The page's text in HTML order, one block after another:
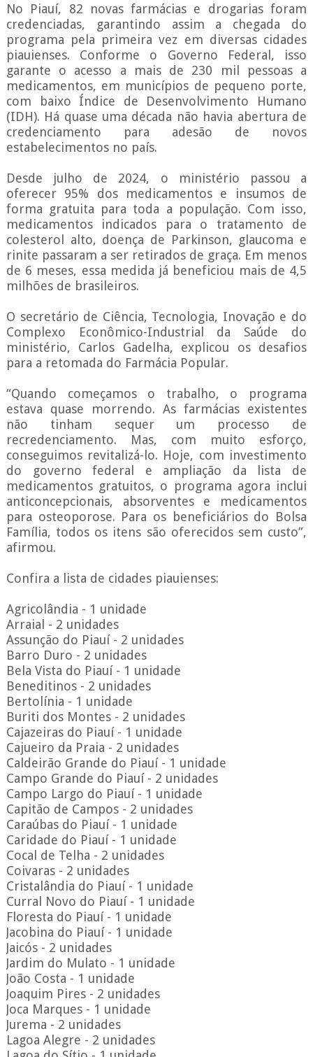
No Piauí, 82 novas farmácias e drogarias foram
credenciadas, garantindo assim a chegada do
programa pela primeira vez em diversas cidades
piauienses. Conforme o Governo Federal, isso
garante o acesso a mais de 230 mil pessoas a
medicamentos, em municípios de pequeno porte,
com baixo Índice de Desenvolvimento Humano
(IDH). Há quase uma década não havia abertura de
credenciamento para adesão de novos
estabelecimentos no país.
Desde julho de 2024, o ministério passou a
oferecer 95% dos medicamentos e insumos de
forma gratuita para toda a população. Com isso,
medicamentos indicados para o tratamento de
colesterol alto, doença de Parkinson, glaucoma e
rinite passaram a ser retirados de graça. Em menos
de 6 meses, essa medida já beneficiou mais de 4,5
milhões de brasileiros.
O secretário de Ciência, Tecnologia, Inovação e do
Complexo Econômico-Industrial da Saúde do
ministério, Carlos Gadelha, explicou os desafios
para a retomada do Farmácia Popular.
“Quando começamos o trabalho, o programa
estava quase morrendo. As farmácias existentes
não tinham sequer um processo de
recredenciamento. Mas, com muito esforço,
conseguimos revitalizá-lo. Hoje, com investimento
do governo federal e ampliação da lista de
medicamentos gratuitos, o programa agora inclui
anticoncepcionais, absorventes e medicamentos
para osteoporose. Para os beneficiários do Bolsa
Família, todos os itens são oferecidos sem custo”,
afirmou.
Confira a lista de cidades piauienses:
Agricolândia - 1 unidade
Arraial - 2 unidades
Assunção do Piauí - 2 unidades
Barro Duro - 2 unidades
Bela Vista do Piauí - 1 unidade
Beneditinos - 2 unidades
Bertolínia - 1 unidade
Buriti dos Montes - 2 unidades
Cajazeiras do Piauí - 1 unidade
Cajueiro da Praia - 2 unidades
Caldeirão Grande do Piauí - 1 unidade
Campo Grande do Piauí - 2 unidades
Campo Largo do Piauí - 1 unidade
Capitão de Campos - 2 unidades
Caraúbas do Piauí - 1 unidade
Caridade do Piauí - 1 unidade
Cocal de Telha - 2 unidades
Coivaras - 2 unidades
Cristalândia do Piauí - 1 unidade
Curral Novo do Piauí - 1 unidade
Floresta do Piauí - 1 unidade
Jacobina do Piauí - 1 unidade
Jaicós - 2 unidades
Jardim do Mulato - 1 unidade
João Costa - 1 unidade
Joaquim Pires - 2 unidades
Joca Marques - 1 unidade
Jurema - 2 unidades
Lagoa Alegre - 2 unidades